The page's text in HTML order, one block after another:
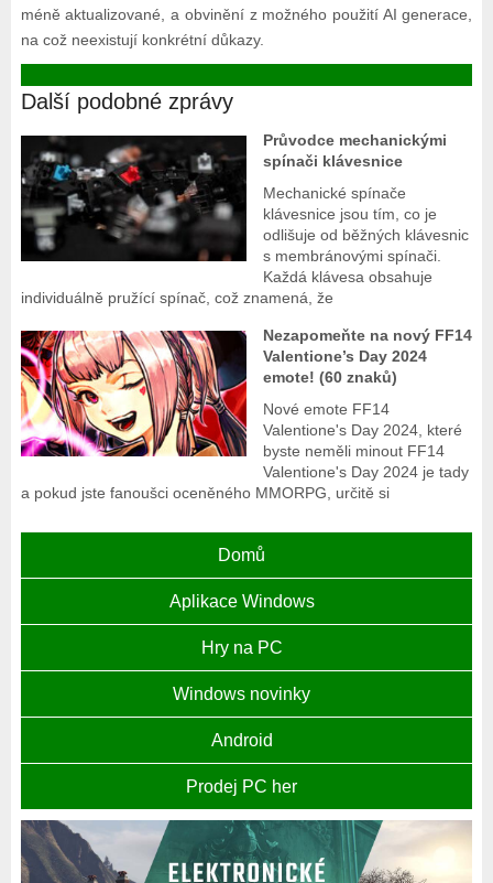
méně aktualizované, a obvinění z možného použití AI generace,
na což neexistují konkrétní důkazy.
Další podobné zprávy
Průvodce mechanickými
spínači klávesnice
Mechanické spínače
klávesnice jsou tím, co je
odlišuje od běžných klávesnic
s membránovými spínači.
Každá klávesa obsahuje
individuálně pružící spínač, což znamená, že
Nezapomeňte na nový FF14
Valentione’s Day 2024
emote! (60 znaků)
Nové emote FF14
Valentione's Day 2024, které
byste neměli minout FF14
Valentione's Day 2024 je tady
a pokud jste fanoušci oceněného MMORPG, určitě si
Domů
Aplikace Windows
Hry na PC
Windows novinky
Android
Prodej PC her